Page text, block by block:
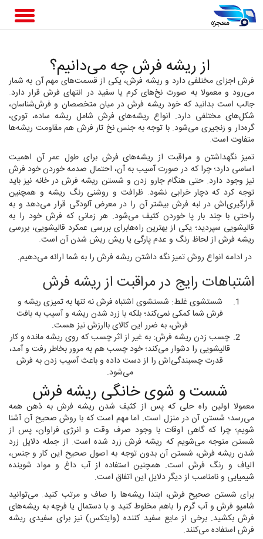
از ریشه فرش چه می‌دانیم؟
فرش اجزای مختلفی دارد و ریشه فرش، یکی از قسمت‌های مهم آن به شمار
می‌رود و معمولا به صورت نخ‌های کرم یا سفید در انتهای فرش قرار دارد.
جالب است بدانید که خود ریشه فرش در میان متخصصان و فرش‌شناسان،
شکل‌های مختلفی دارد. انواع ریشه‌های فرش شامل ریشه ساده، توری،
گره‌دار و زنجیری می‌شود. با توجه به جنس نخ تار فرش هم مقاومت ریشه‌ها
متفاوت است.
تمیز نگهداشتن و مراقبت از ریشه‌های فرش برای طول عمر آن اهمیت
اساسی دارد؛ چرا که در صورت آسیب به آن، احتمال صدمه خوردن خود فرش
نیز وجود دارد. حتی هنگام جارو زدن و شستن ریشه فرش در خانه نیز باید
توجه کرد که دچار خرابی نشود. ظرافت و روشنی رنگ ریشه و همچنین
قرارگیری‌اش در لبه فرش بیشتر آن را در معرض آلودگی قرار می‌دهد و به
راحتی با چند بار پا خوردن کثیف می‌شود. هر زمانی که فرش خود را به
قالیشویی سپردید؛ یکی از بهترین راه‌هابرای بررسی عمکرد قالیشویی، بررسی
ریشه فرش از لحاظ رنگ و عدم پارگی یا ریش ریش شدن آن است.
در ادامه انواع روش تمیز نگه داشتن ریشه فرش را به شما ارائه می‌دهیم.
اشتباهات رایج در مراقبت از ریشه فرش
شستشوی غلط: شستشوی اشتباه فرش نه تنها به تمیزی ریشه و
فرش شما کمکی نمی‌کند؛ بلکه با زرد شدن ریشه و آسیب به بافت
فرش، به ضرر این کالای باارزش نیز هست.
چسب زدن ریشه فرش: به غیر از اثر چسب که روی ریشه مانده و کار
قالیشویی را دشوار می‌کند؛ خود چسب هم به مرور بخاطر رفت و آمد،
قدرت چسبندگی‌اش را از دست داده و باعث آسیب زدن به فرش
می‌شود.
شست و شوی خانگی ریشه فرش
معمولا اولین راه حلی که پس از کثیف شدن ریشه فرش به ذهن همه
می‌رسد؛ شستن آن در منزل است. اما مهم است که با روش صحیح آن آشنا
شویم؛ چرا که گاهی اوقات با وجود صرف وقت و انرژی فراوان، پس از
شستن متوجه می‌شویم که ریشه فرش زرد شده است. از جمله دلایل زرد
شدن ریشه فرش، شستن آن بدون توجه به اصول صحیح این کار و جنس،
الیاف و رنگ فرش است. همچنین استفاده از آب داغ و مواد شوینده
شیمیایی و نامناسب از دیگر دلایل این اتفاق است.
برای شستن صحیح فرش، ابتدا ریشه‌ها را صاف و مرتب کنید. می‌توانید
شامپو فرش و آب گرم را باهم مخلوط کنید و با دستمال یا فرچه به ریشه‌های
فرش بکشید. برخی از مایع سفید کننده (وایتکس) نیز برای سفیدی ریشه
فرش استفاده می‌کنند.